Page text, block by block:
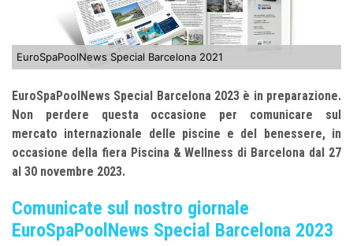
EuroSpaPoolNews Special Barcelona 2021
EuroSpaPoolNews Special Barcelona 2023 è in preparazione.
Non perdere questa occasione per comunicare sul
mercato internazionale delle piscine e del benessere, in
occasione della fiera Piscina & Wellness di Barcelona dal 27
al 30 novembre 2023.
Comunicate sul nostro giornale
EuroSpaPoolNews Special Barcelona 2023